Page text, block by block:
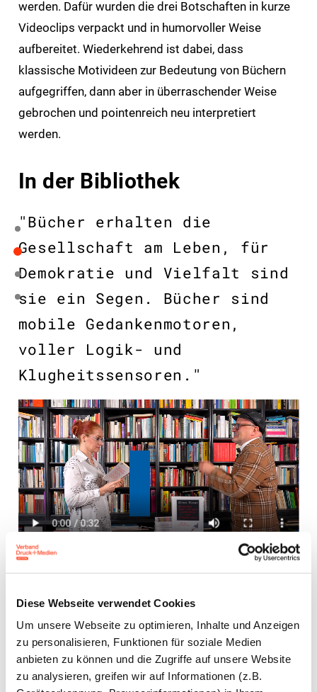
Diese Webseite verwendet Cookies
Um unsere Webseite zu optimieren, Inhalte und Anzeigen
zu personalisieren, Funktionen für soziale Medien
anbieten zu können und die Zugriffe auf unsere Website
zu analysieren, greifen wir auf Informationen (z.B.
werden. Dafür wurden die drei Botschaften in kurze
Videoclips verpackt und in humorvoller Weise
aufbereitet. Wiederkehrend ist dabei, dass
klassische Motivideen zur Bedeutung von Büchern
aufgegriffen, dann aber in überraschender Weise
gebrochen und pointenreich neu interpretiert
werden.
In der Bibliothek
"Bücher erhalten die
Gesellschaft am Leben, für
Demokratie und Vielfalt sind
sie ein Segen. Bücher sind
mobile Gedankenmotoren,
voller Logik- und
Klugheitssensoren."
Robin Book
"Drum hütet, wie den Schatz
im Wald, auch Bücher, die so